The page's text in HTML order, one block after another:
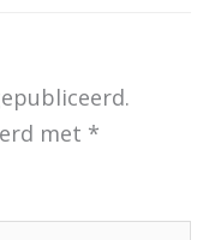
met *